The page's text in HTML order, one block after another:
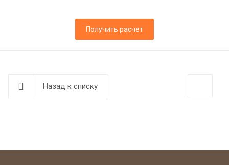
Получить расчет
Назад к списку